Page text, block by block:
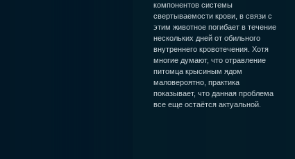
компонентов системы
свертываемости крови, в связи с
этим животное погибает в течение
нескольких дней от обильного
внутреннего кровотечения. Хотя
многие думают, что отравление
питомца крысиным ядом
маловероятно, практика
показывает, что данная проблема
все еще остаётся актуальной.